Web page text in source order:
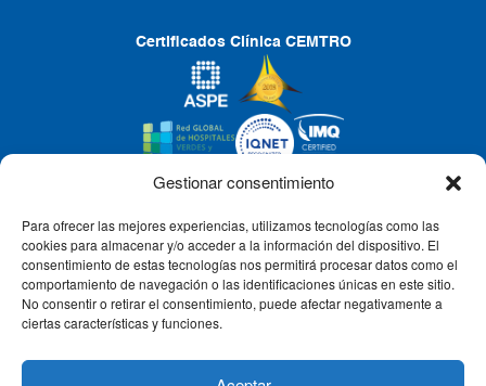
Gestionar consentimiento
Para ofrecer las mejores experiencias, utilizamos tecnologías como las
cookies para almacenar y/o acceder a la información del dispositivo. El
consentimiento de estas tecnologías nos permitirá procesar datos como el
comportamiento de navegación o las identificaciones únicas en este sitio.
No consentir o retirar el consentimiento, puede afectar negativamente a
ciertas características y funciones.
Certificados Clínica CEMTRO
CLÍNICA CEMTRO
QUIÉNES SOMOS